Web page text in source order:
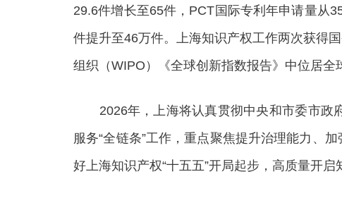
29.6件增长至65件，PCT国际专利年申请量从
件提升至46万件。上海知识产权工作两次获得
组织（WIPO）《全球创新指数报告》中位居全
2026年，上海将认真贯彻中央和市委市政府
服务“全链条”工作，重点聚焦提升治理能力、
好上海知识产权“十五五”开局起步，高质量开启